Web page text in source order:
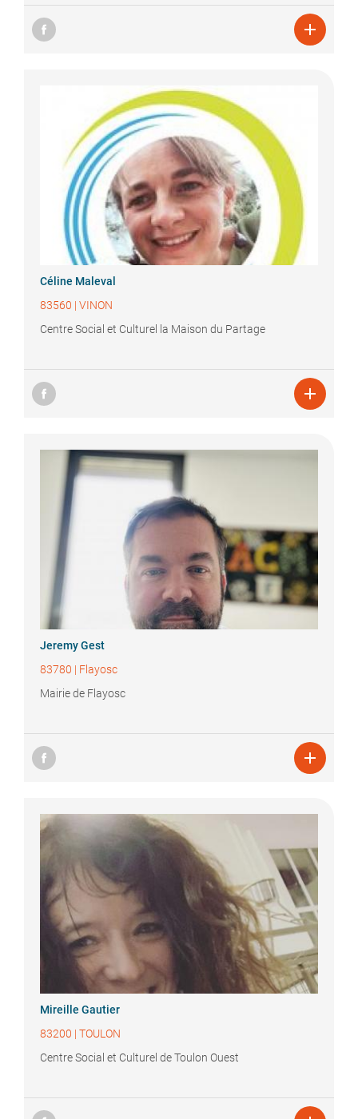

Céline Maleval
83560 | VINON
Centre Social et Culturel la Maison du Partage

JeremyGest
83780 | Flayosc
Mairie de Flayosc

Mireille Gautier
83200 | TOULON
Centre Social et Culturel de Toulon Ouest